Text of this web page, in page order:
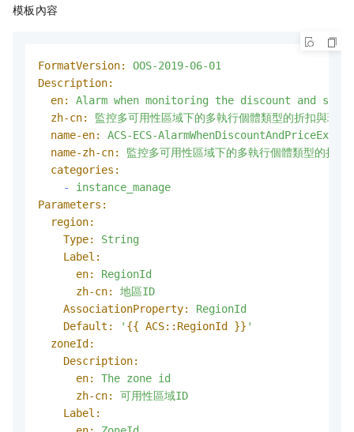
模板內容
FormatVersion:
OOS-2019-06-01
Description:
en:
Alarm when monitoring the discount and
spot
zh-cn:
監控多可用性區域下的多執行個體類型的折扣與現價
name-en:
ACS-ECS-
name-zh-cn:
監控多可用性區域下的多執行個體類型的折扣
categories:
-
instance_manage
Parameters:
region:
Type:
String
Label:
en:
RegionId
zh-cn:
地區ID
AssociationProperty:
RegionId
Default:
' {{ ACS::RegionId }} '
zoneId:
Description:
en:
The zone id
zh-cn:
可用性區域ID
Label: